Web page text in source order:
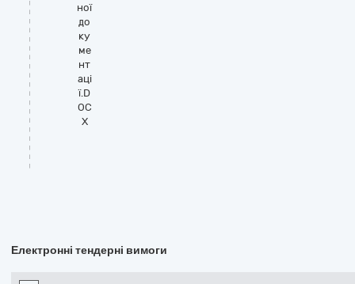
ної
до
ку
ме
нт
аці
ї.D
OC
X
Електронні тендерні вимоги